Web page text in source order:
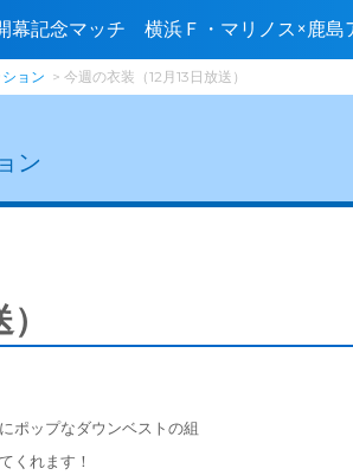
記念マッチ 横浜Ｆ・マリノス×鹿島
ョン 今週の衣装（12月13日放送）
ン
ポップなダウンベストの組
くれます！